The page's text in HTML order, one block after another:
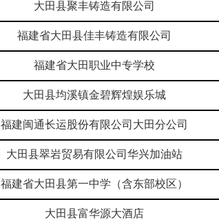
大田县聚丰铸造有限公司
福建省大田县佳丰铸造有限公司
福建省大田职业中专学校
大田县均溪镇金碧辉煌娱乐城
福建闽通长运股份有限公司大田分公司
大田县翠岩贸易有限公司华兴加油站
福建省大田县第一中学（含东部校区）
大田县富华源大酒店